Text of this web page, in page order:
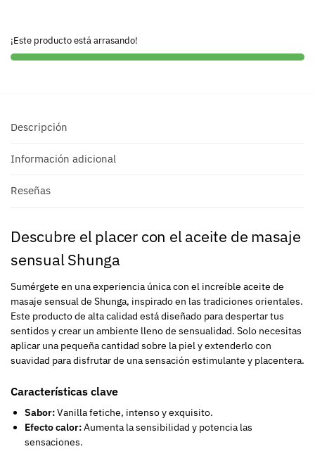
¡Este producto está arrasando!
Descripción
Información adicional
Reseñas
Descubre el placer con el aceite de masaje
sensual Shunga
Sumérgete en una experiencia única con el increíble aceite de
masaje sensual de Shunga, inspirado en las tradiciones orientales.
Este producto de alta calidad está diseñado para despertar tus
sentidos y crear un ambiente lleno de sensualidad. Solo necesitas
aplicar una pequeña cantidad sobre la piel y extenderlo con
suavidad para disfrutar de una sensación estimulante y placentera.
Características clave
Sabor:Vanilla fetiche, intenso y exquisito.
Efecto calor:Aumenta la sensibilidad y potencia las
sensaciones.